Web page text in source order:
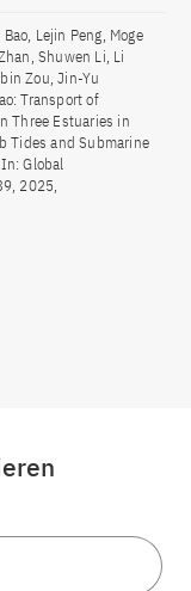
Lejin Peng, Moge
Shuwen Li, Li
Zou, Jin-Yu
Transport of
Three Estuaries in
Tides and Submarine
Global
2025,